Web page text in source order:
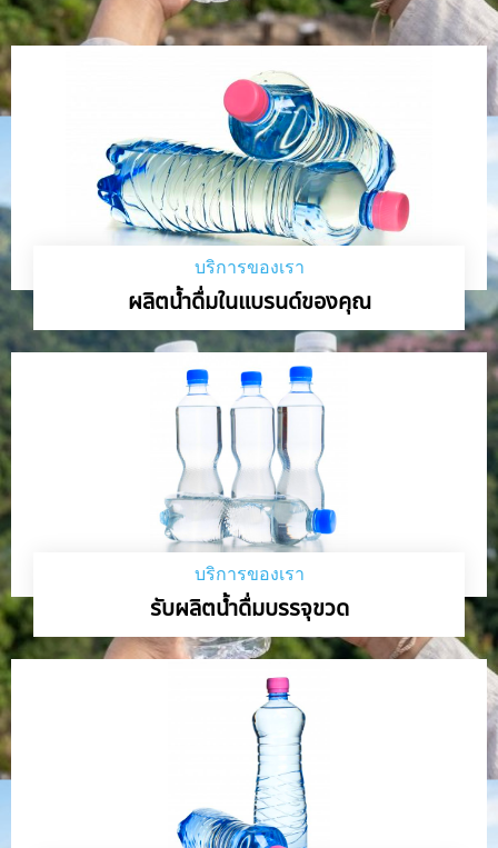
บริการของเรา
ผลิตน้ำดื่มในแบรนด์ของคุณ
บริการของเรา
รับผลิตน้ำดื่มบรรจุขวด